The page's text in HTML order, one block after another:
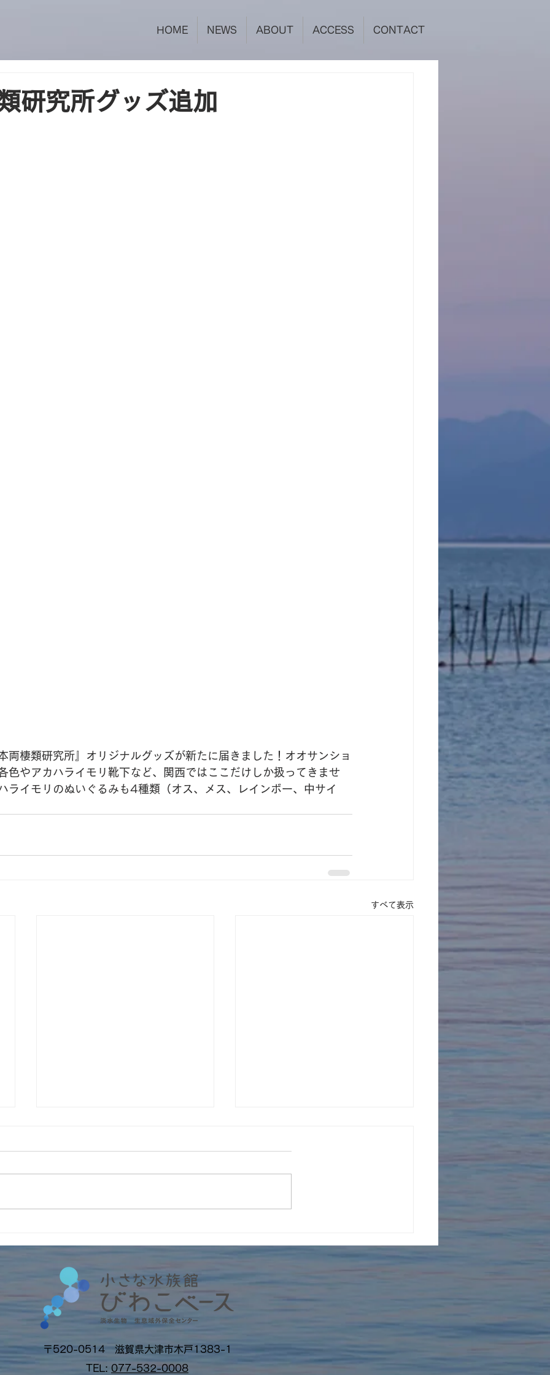
HOME NEWS ABOUT ACCESS CONTACT
研究所グッズ追加
両棲類研究所』オリジナルグッズが新たに届きました！オオサンショ
色やアカハライモリ靴下など、関西ではここだけしか扱ってきませ
ライモリのぬいぐるみも4種類（オス、メス、レインボー、中サイ
すべて表示
No.6 筑波大学・フランス人
留学生アルノー君
〒520-0514 滋賀県大津市木戸1383-1
TEL: 077-532-0008